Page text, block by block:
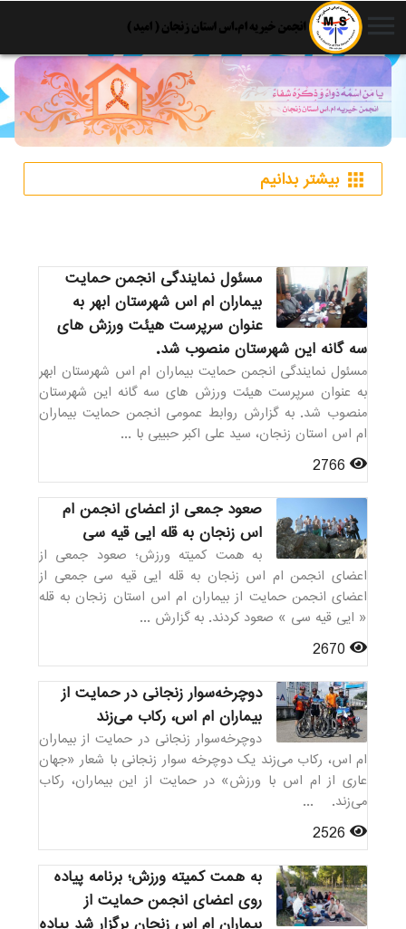
menu
apps بیشتر بدانیم
مسئول نمایندگی انجمن حمایت
بیماران ام اس شهرستان ابهر به
عنوان سرپرست هیئت ورزش های
سه گانه این شهرستان منصوب شد.
مسئول نمایندگی انجمن حمایت بیماران ام اس شهرستان ابهر
به عنوان سرپرست هیئت ورزش های سه گانه این شهرستان
منصوب شد. به گزارش روابط عمومی انجمن حمایت بیماران
ام اس استان زنجان، سید علی اکبر حبیبی با ...
صعود جمعی از اعضای انجمن ام
اس زنجان به قله ایی قیه سی
به همت کمیته ورزش؛ صعود جمعی از
اعضای انجمن ام اس زنجان به قله ایی قیه سی جمعی از
اعضای انجمن حمایت از بیماران ام اس استان زنجان به قله
« ایی قیه سی » صعود کردند. به گزارش ...
دوچرخه‌سوار زنجانی در حمایت از
بیماران ام اس، رکاب می‌زند
دوچرخه‌سوار زنجانی در حمایت از بیماران
ام اس، رکاب می‌زند یک دوچرخه سوار زنجانی با شعار «جهان
عاری از ام اس با ورزش» در حمایت از این بیماران، رکاب
می‌زند. ...
به همت کمیته ورزش؛ برنامه پیاده
روی اعضای انجمن حمایت از